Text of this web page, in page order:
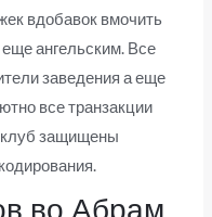
вдобавок вмочить
ангельским. Все
заведения а еще
все транзакции
защищены